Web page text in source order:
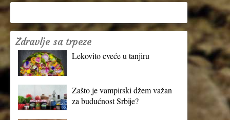
Zdravlje sa trpeze
Lekovito cveće u tanjiru
Zašto je vampirski džem važan
za budućnost Srbije?